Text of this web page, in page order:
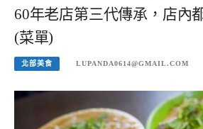
60年老店第三代傳承，店內
(菜單)
北部美食 LUPANDA0614@GMAIL.COM